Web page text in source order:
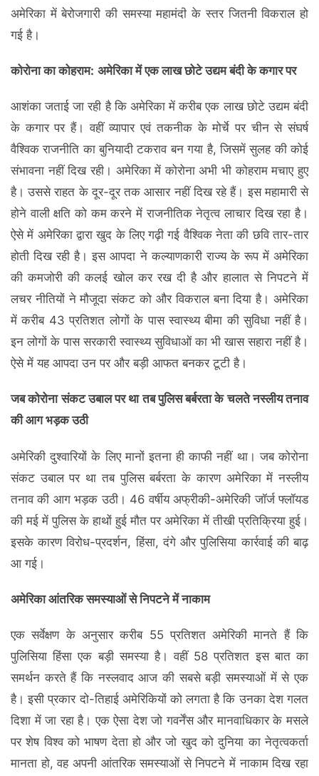
अमेरिका में बेरोजगारी की समस्या महामंदी के स्तर जितनी विकराल हो
गई है।
कोरोना का कोहराम: अमेरिका में एक लाख छोटे उद्यम बंदी के कगार पर
आशंका जताई जा रही है कि अमेरिका में करीब एक लाख छोटे उद्यम बंदी
के कगार पर हैं। वहीं व्यापार एवं तकनीक के मोर्चे पर चीन से संघर्ष
वैश्विक राजनीति का बुनियादी टकराव बन गया है, जिसमें सुलह की कोई
संभावना नहीं दिख रही। अमेरिका में कोरोना अभी भी कोहराम मचाए हुए
है। उससे राहत के दूर-दूर तक आसार नहीं दिख रहे हैं। इस महामारी से
होने वाली क्षति को कम करने में राजनीतिक नेतृत्व लाचार दिख रहा है।
ऐसे में अमेरिका द्वारा खुद के लिए गढ़ी गई वैश्विक नेता की छवि तार-तार
होती दिख रही है। इस आपदा ने कल्याणकारी राज्य के रूप में अमेरिका
की कमजोरी की कलई खोल कर रख दी है और हालात से निपटने में
लचर नीतियों ने मौजूदा संकट को और विकराल बना दिया है। अमेरिका
में करीब 43 प्रतिशत लोगों के पास स्वास्थ्य बीमा की सुविधा नहीं है।
इन लोगों के पास सरकारी स्वास्थ्य सुविधाओं का भी खास सहारा नहीं है।
ऐसे में यह आपदा उन पर और बड़ी आफत बनकर टूटी है।
जब कोरोना संकट उबाल पर था तब पुलिस बर्बरता के चलते नस्लीय तनाव
की आग भड़क उठी
अमेरिकी दुश्वारियों के लिए मानों इतना ही काफी नहीं था। जब कोरोना
संकट उबाल पर था तब पुलिस बर्बरता के कारण अमेरिका में नस्लीय
तनाव की आग भड़क उठी। 46 वर्षीय अफ्रीकी-अमेरिकी जॉर्ज फ्लॉयड
की मई में पुलिस के हाथों हुई मौत पर अमेरिका में तीखी प्रतिक्रिया हुई।
इसके कारण विरोध-प्रदर्शन, हिंसा, दंगे और पुलिसिया कार्रवाई की बाढ़
आ गई।
अमेरिका आंतरिक समस्याओं से निपटने में नाकाम
एक सर्वेक्षण के अनुसार करीब 55 प्रतिशत अमेरिकी मानते हैं कि
पुलिसिया हिंसा एक बड़ी समस्या है। वहीं 58 प्रतिशत इस बात का
समर्थन करते हैं कि नस्लवाद आज की सबसे बड़ी समस्याओं में से एक
है। इसी प्रकार दो-तिहाई अमेरिकियों को लगता है कि उनका देश गलत
दिशा में जा रहा है। एक ऐसा देश जो गवर्नेंस और मानवाधिकार के मसले
पर शेष विश्व को भाषण देता हो और जो खुद को दुनिया का नेतृत्वकर्ता
मानता हो, वह अपनी आंतरिक समस्याओं से निपटने में नाकाम दिख रहा